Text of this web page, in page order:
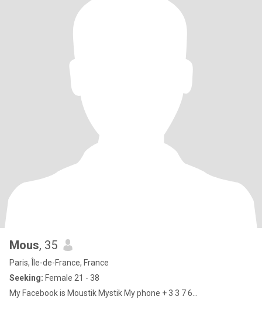
Mous, 35
Paris, Île-de-France, France
Seeking: Female 21 - 38
My Facebook is Moustik Mystik My phone + 3 3 7 6...